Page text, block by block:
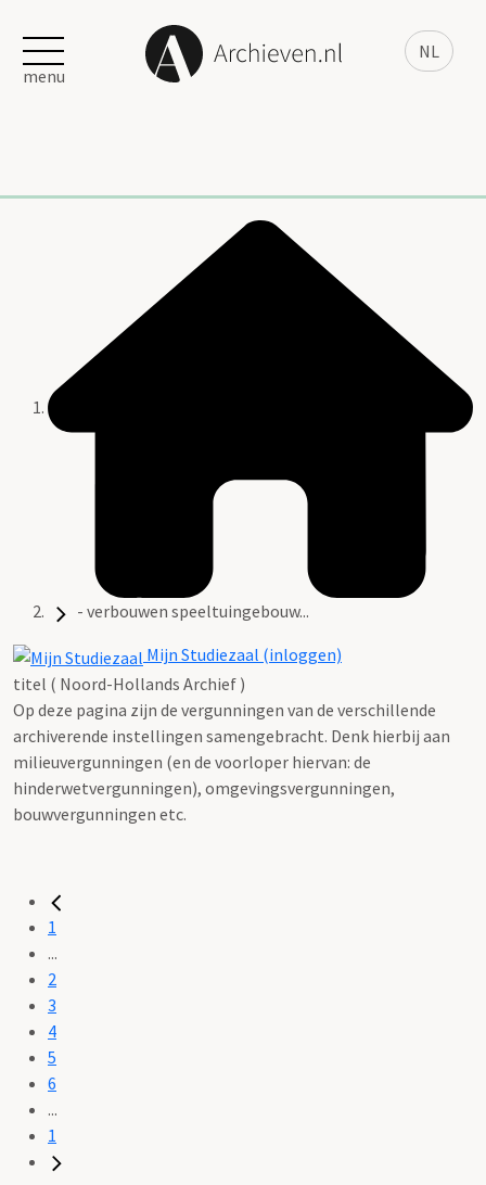
NL
menu
- verbouwen speeltuingebouw...
Mijn Studiezaal (inloggen)
titel ( Noord-Hollands Archief )
Op deze pagina zijn de vergunningen van de verschillende
archiverende instellingen samengebracht. Denk hierbij aan
milieuvergunningen (en de voorloper hiervan: de
hinderwetvergunningen), omgevingsvergunningen,
bouwvergunningen etc.
1
...
2
3
4
5
6
...
1